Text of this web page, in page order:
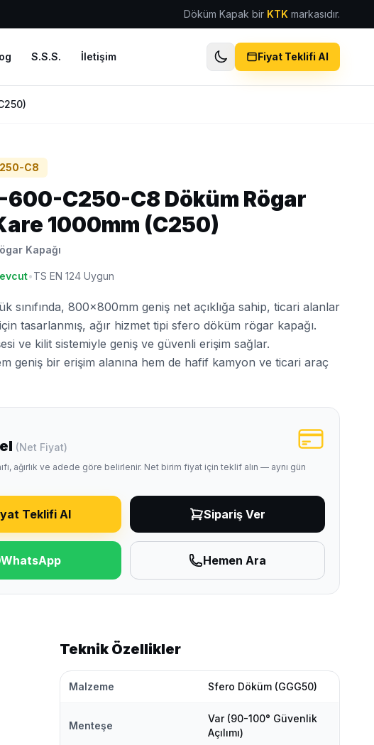
Döküm Kapak bir KTK markasıdır.
S.S.S. İletişim Fiyat Teklifi Al
C8
600-C250-C8 Döküm Rögar
1000mm (C250)
Kapağı
•TS EN 124 Uygun
sınıfında, 800x800mm geniş net açıklığa sahip, ticari alanlar
tasarlanmış, ağır hizmet tipi sfero döküm rögar kapağı.
ve kilit sistemiyle geniş ve güvenli erişim sağlar.
geniş bir erişim alanına hem de hafif kamyon ve ticari araç
(Net Fiyat)
ağırlık ve adede göre belirlenir. Net birim fiyat için teklif alın — aynı gün
Teklifi Al Sipariş Ver
WhatsApp Hemen Ara
Teknik Özellikler
Malzeme Sfero Döküm (GGG50)
Menteşe
Var (90-100° Güvenlik
Açılımı)